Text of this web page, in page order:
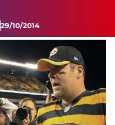
29/10/2014